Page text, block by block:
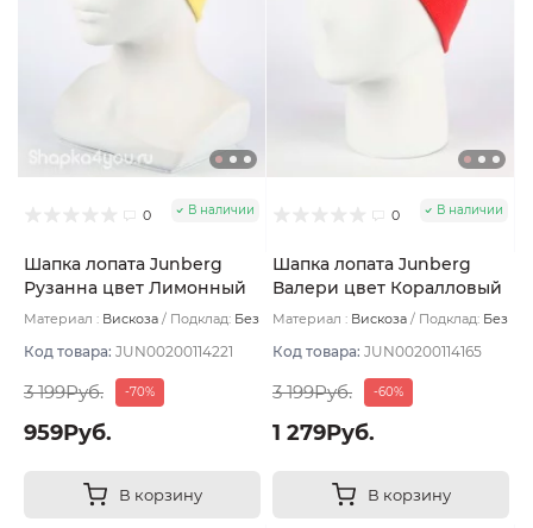
0 В наличии
Шапка лопата Junberg
Рузанна цвет Лимонный
Материал : Вискоза Подклад: Без
Код товара: JUN00200114221
3 199Руб. -70%
959Руб.
В корзину
0 В наличии
Шапка лопата Junberg
Валери цвет Коралловый
Материал : Вискоза Подклад: Без
Код товара: JUN00200114165
3 199Руб. -60%
1 279Руб.
В корзину